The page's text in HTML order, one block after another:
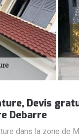
Devis
Debarre
dans la zone de